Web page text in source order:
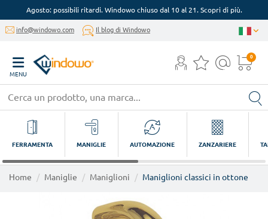
Agosto: possibili ritardi. Windowo chiuso dal 10 al 21. Scopri di più.
info@windowo.com Il blog di Windowo
MENU
0
FERRAMENTA MANIGLIE AUTOMAZIONE ZANZARIERE
Home Maniglie Maniglioni Maniglioni classici in ottone